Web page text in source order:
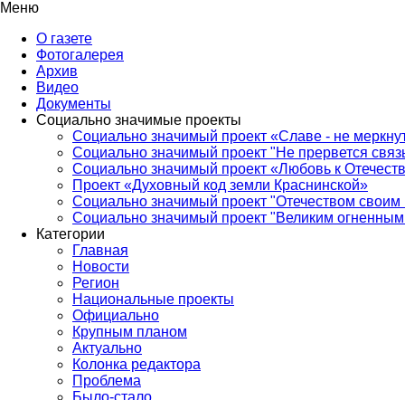
Меню
О газете
Фотогалерея
Архив
Видео
Документы
Социально значимые проекты
Социально значимый проект «Славе - не
Социально значимый проект "Не прервется
Социально значимый проект «Любовь к
Проект «Духовный код земли Краснинской»
Социально значимый проект "Отечеством своим
Социально значимый проект "Великим
Категории
Главная
Новости
Регион
Национальные проекты
Официально
Крупным планом
Актуально
Колонка редактора
Проблема
Было-стало